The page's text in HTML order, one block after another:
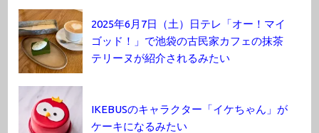
2025年6月7日（土）日テレ「オー！マイ
ゴッド！」で池袋の古民家カフェの抹茶
テリーヌが紹介されるみたい
IKEBUSのキャラクター「イケちゃん」が
ケーキになるみたい